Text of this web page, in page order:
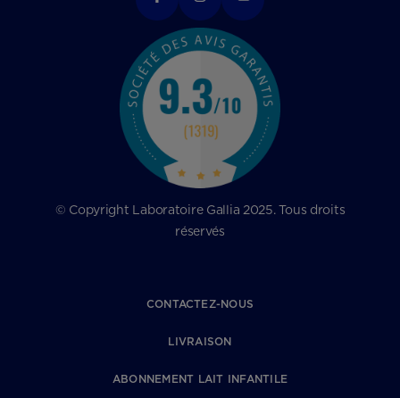
© Copyright Laboratoire Gallia 2025. Tous droits
réservés
CONTACTEZ-NOUS
LIVRAISON
ABONNEMENT LAIT INFANTILE